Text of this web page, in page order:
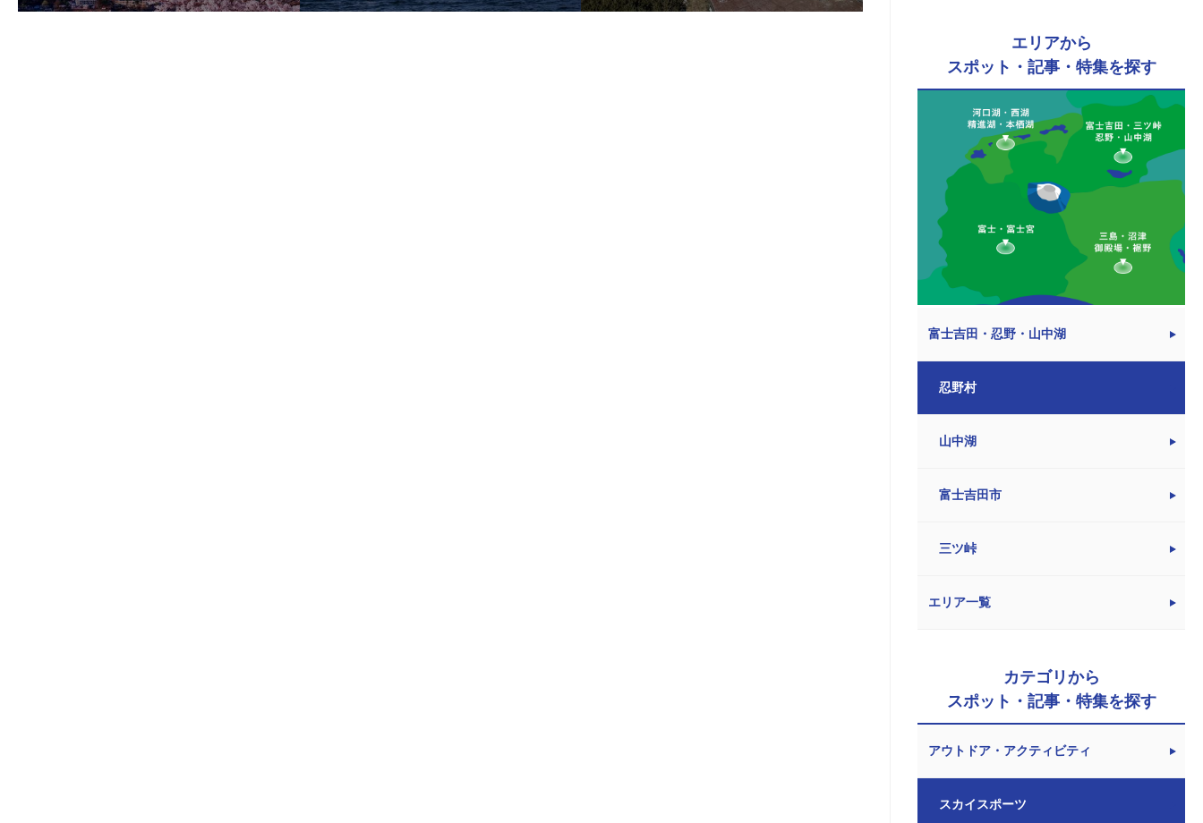
エリアから
スポット・記事・特集を探す
富士吉田・忍野・山中湖
忍野村
山中湖
富士吉田市
三ツ峠
エリア一覧
カテゴリから
スポット・記事・特集を探す
アウトドア・アクティビティ
スカイスポーツ